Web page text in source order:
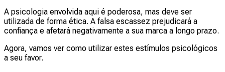
A psicologia envolvida aqui é poderosa, mas deve ser
utilizada de forma ética. A falsa escassez prejudicará a
confiança e afetará negativamente a sua marca a longo prazo.
Agora, vamos ver como utilizar estes estímulos psicológicos
a seu favor.